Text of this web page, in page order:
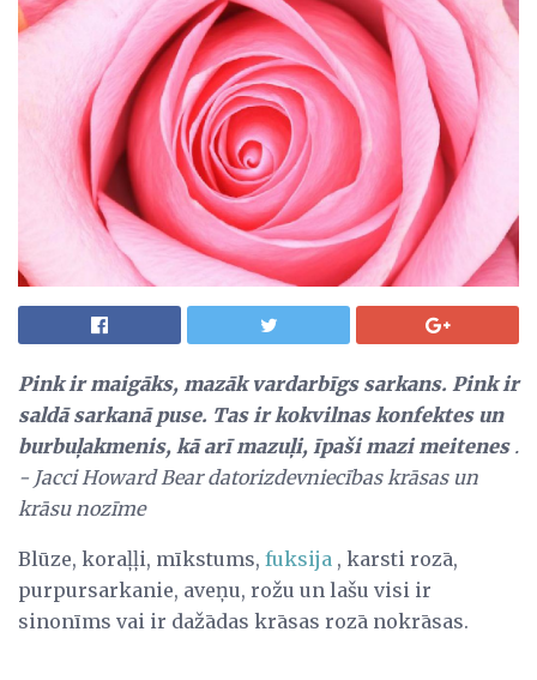
Pink ir maigāks, mazāk vardarbīgs sarkans. Pink ir
saldā sarkanā puse. Tas ir kokvilnas konfektes un
burbuļakmenis, kā arī mazuļi, īpaši mazi meitenes.
- Jacci Howard Bear datorizdevniecības krāsas un
krāsu nozīme
Blūze, koraļļi, mīkstums, fuksija , karsti rozā,
purpursarkanie, aveņu, rožu un lašu visi ir
sinonīms vai ir dažādas krāsas rozā nokrāsas.